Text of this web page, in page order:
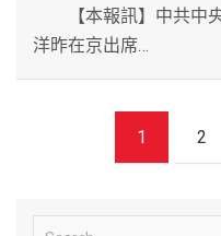
【本報訊】中共中央
洋昨在京出席…
1 2